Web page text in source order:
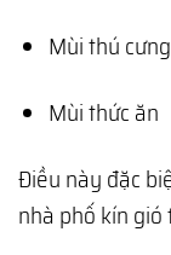
Mùi thú cưng
Mùi thức ăn
Điều này đặc
nhà phố kín gió